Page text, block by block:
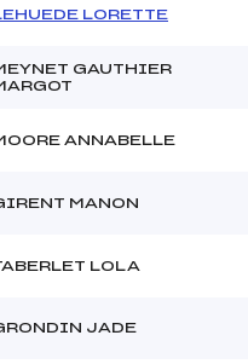
LORETTE
GAUTHIER
ANNABELLE
MANON
LOLA
JADE